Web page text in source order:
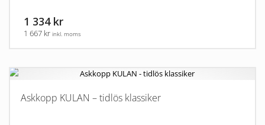
1 334 kr
1 667 kr inkl. moms
Askkopp KULAN – tidlös klassiker